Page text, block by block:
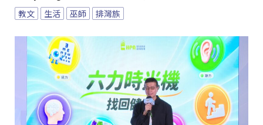
教文 生活 巫師 排灣族